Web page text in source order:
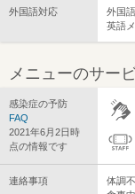
外国語対応
外国
英語
メニューのサー
感染症の予防
FAQ
2021年6月2日時
点の情報です
連絡事項
体調